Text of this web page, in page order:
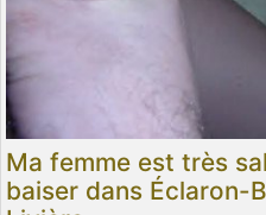
Ma femme est très
baiser dans Éclaron-